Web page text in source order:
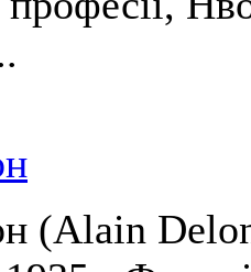
(Alain